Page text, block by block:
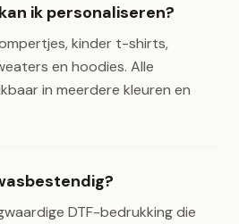
ik personaliseren?
kinder t-shirts,
en hoodies. Alle
in meerdere kleuren en
DTF-bedrukking die